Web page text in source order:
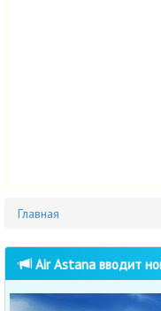
Главная
Air Astana вводит